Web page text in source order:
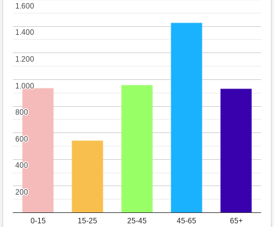
0-15 15-25 25-45 45-65 65+
200
200
400
400
600
600
800
800
1.000
1.000
1.200
1.200
1.400
1.400
1.600
1.600